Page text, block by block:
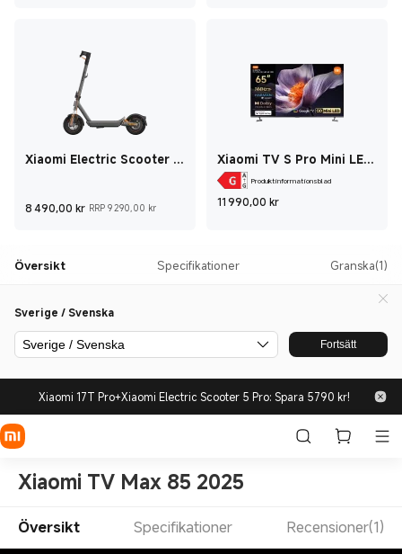
Xiaomi Electric Scooter 6
8 490,00 kr Current Price kr8 490
RRP 9 290,00 krRekommenderat återförsäljningspris
Xiaomi TV S Pro Mini LED
65 2026Produktinformationsblad
11 990,00 kr
Översikt Specifikationer Granska(1)